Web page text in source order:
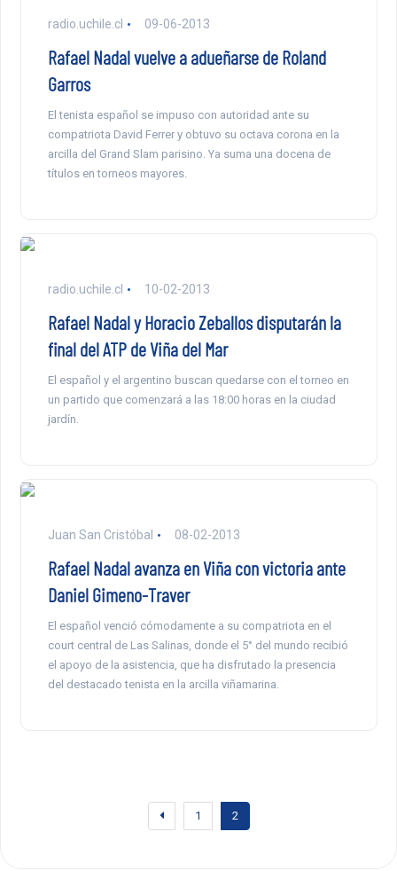
radio.uchile.cl 09-06-2013
Rafael Nadal vuelve a adueñarse de Roland
Garros
El tenista español se impuso con autoridad ante su
compatriota David Ferrer y obtuvo su octava corona en la
arcilla del Grand Slam parisino. Ya suma una docena de
títulos en torneos mayores.
radio.uchile.cl 10-02-2013
Rafael Nadal y Horacio Zeballos disputarán la
final del ATP de Viña del Mar
El español y el argentino buscan quedarse con el torneo en
un partido que comenzará a las 18:00 horas en la ciudad
jardín.
Juan San Cristóbal 08-02-2013
Rafael Nadal avanza en Viña con victoria ante
Daniel Gimeno-Traver
El español venció cómodamente a su compatriota en el
court central de Las Salinas, donde el 5° del mundo recibió
el apoyo de la asistencia, que ha disfrutado la presencia
del destacado tenista en la arcilla viñamarina.
1 2